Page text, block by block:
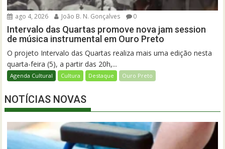
ago 4, 2026 João B. N. Gonçalves 0
Intervalo das Quartas promove nova jam session
de música instrumental em Ouro Preto
O projeto Intervalo das Quartas realiza mais uma edição nesta
quarta-feira (5), a partir das 20h,...
Agenda Cultural Cultura Destaque Ouro Preto
NOTÍCIAS NOVAS